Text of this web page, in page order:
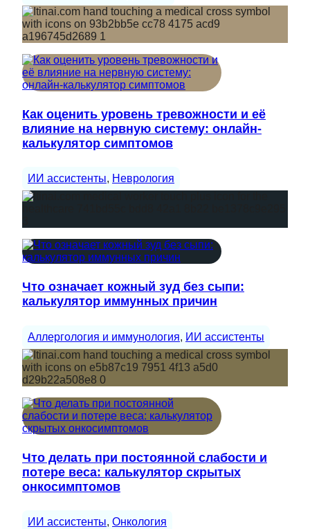
Как оценить уровень тревожности и её
влияние на нервную систему: онлайн-
калькулятор симптомов
ИИ ассистенты, Неврология
Что означает кожный зуд без сыпи:
калькулятор иммунных причин
Аллергология и иммунология, ИИ ассистенты
Что делать при постоянной слабости и
потере веса: калькулятор скрытых
онкосимптомов
ИИ ассистенты, Онкология